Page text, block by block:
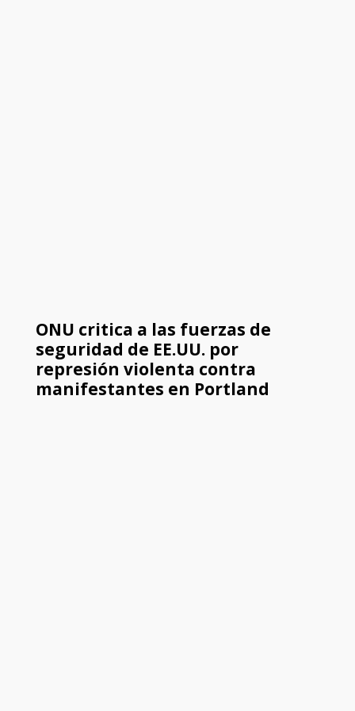
ONU critica a las fuerzas de
seguridad de EE.UU. por
represión violenta contra
manifestantes en Portland